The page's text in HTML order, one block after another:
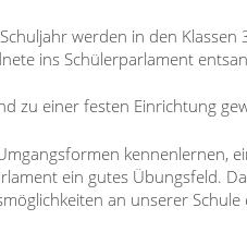
werden in den
ins Schülerparlament
zu einer festen Einrichtung
kennenlernen,
ein gutes Übungsfeld.
an unserer